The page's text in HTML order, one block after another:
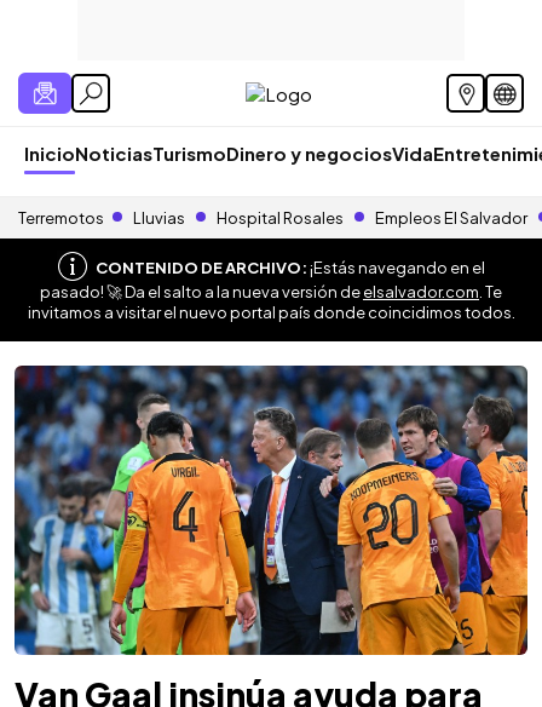
InicioNoticiasTurismoDinero y negociosVida
Terremotos Lluvias Hospital Rosales Empleos El Salvador
CONTENIDO DE ARCHIVO:¡Estás navegando en el
pasado! 🚀 Da el salto a la nueva versión deelsalvador.com . Te
invitamos a visitar el nuevo portal país donde coincidimos todos.
Van Gaal insinúa ayuda para